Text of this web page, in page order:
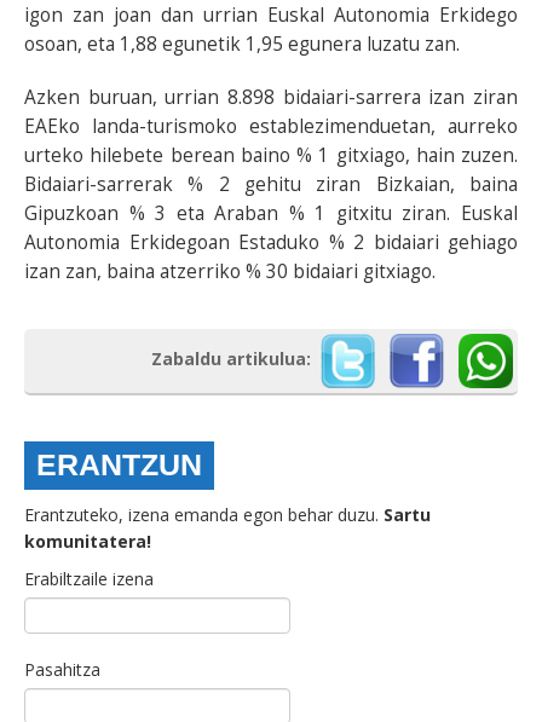
igon zan joan dan urrian Euskal Autonomia Erkidego
osoan, eta 1,88 egunetik 1,95 egunera luzatu zan.
Azken buruan, urrian 8.898 bidaiari-sarrera izan ziran
EAEko landa-turismoko establezimenduetan, aurreko
urteko hilebete berean baino % 1 gitxiago, hain zuzen.
Bidaiari-sarrerak % 2 gehitu ziran Bizkaian, baina
Gipuzkoan % 3 eta Araban % 1 gitxitu ziran. Euskal
Autonomia Erkidegoan Estaduko % 2 bidaiari gehiago
izan zan, baina atzerriko % 30 bidaiari gitxiago.
Zabaldu artikulua:
ERANTZUN
Erantzuteko, izena emanda egon behar duzu. Sartu
komunitatera!
Erabiltzaile izena
Pasahitza